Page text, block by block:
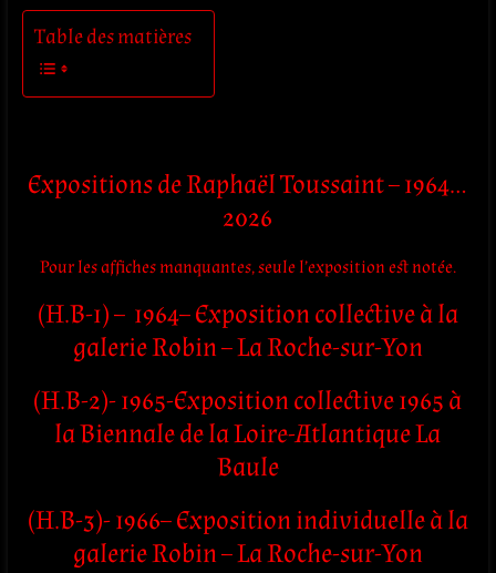
Table des matières
Expositions de Raphaël Toussaint – 1964…
2026
Pour les affiches manquantes, seule l’exposition est notée.
(H.B-1) – 1964– Exposition collective à la
galerie Robin – La Roche-sur-Yon
(H.B-2)- 1965-Exposition collective 1965 à
la Biennale de la Loire-Atlantique La
Baule
(H.B-3)- 1966– Exposition individuelle à la
galerie Robin – La Roche-sur-Yon